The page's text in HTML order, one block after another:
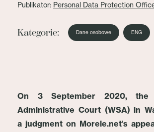
Publikator: Personal Data Protection
Kategorie: Dane osobowe ENG
On 3 September 2020, the
Administrative Court (WSA) in
a judgment on Morele.net’s